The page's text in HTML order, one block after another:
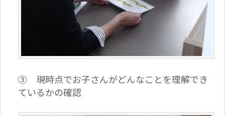
③ 現時点でお子さんがどんなことを理解でき
ているかの確認